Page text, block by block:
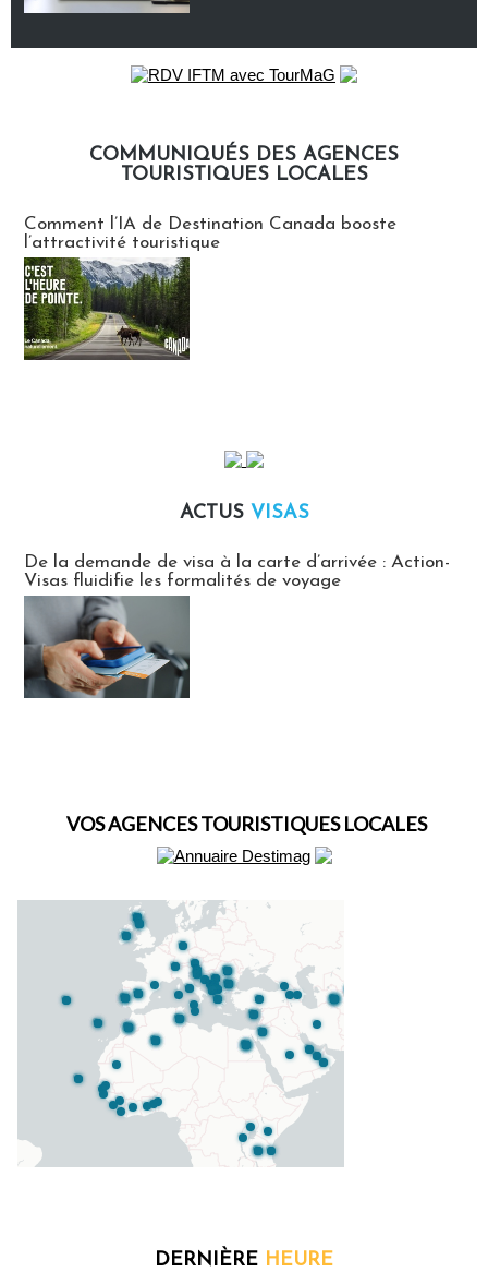
COMMUNIQUÉS DES AGENCES
TOURISTIQUES LOCALES
Comment l’IA de Destination Canada booste
l’attractivité touristique
ACTUS VISAS
De la demande de visa à la carte d’arrivée : Action-
Visas fluidifie les formalités de voyage
VOS AGENCES TOURISTIQUES LOCALES
DERNIÈRE HEURE